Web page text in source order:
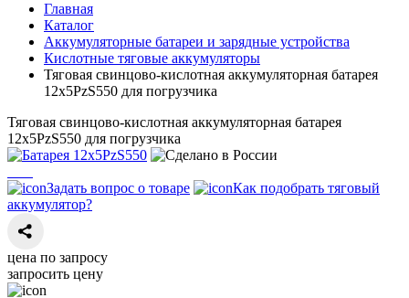
Главная
Каталог
Аккумуляторные батареи и зарядные устройства
Кислотные тяговые аккумуляторы
Тяговая свинцово-кислотная аккумуляторная батарея
12х5PzS550 для погрузчика
Тяговая свинцово-кислотная аккумуляторная батарея
12х5PzS550 для погрузчика
Задать вопрос о товаре
Как подобрать тяговый
аккумулятор?
цена по запросу
запросить цену